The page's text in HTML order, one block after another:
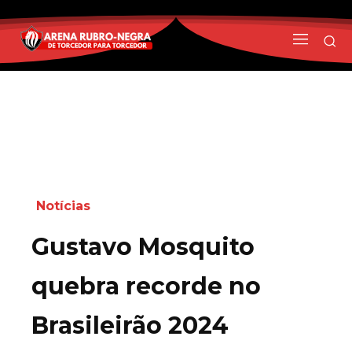
Notícias
Gustavo Mosquito
quebra recorde no
Brasileirão 2024